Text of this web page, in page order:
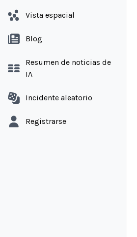
Vista espacial
Blog
Resumen de noticias de
IA
Incidente aleatorio
Registrarse